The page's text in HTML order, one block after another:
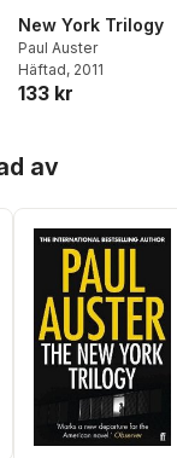
antal röster:
New York Trilogy
Paul Auster
Häftad, 2011
133 kr
av